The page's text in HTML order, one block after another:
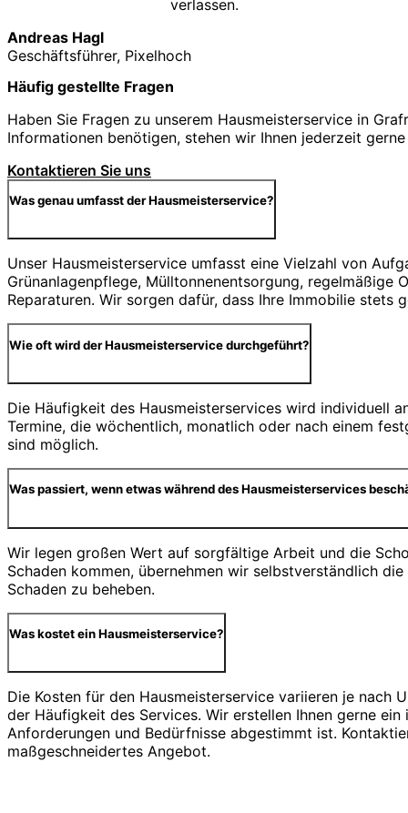
verlassen.
Andreas Hagl
Geschäftsführer, Pixelhoch
Häufig gestellte Fragen
Haben Sie Fragen zu unserem Hausmeisterservice in
Informationen benötigen, stehen wir Ihnen jederzeit
Kontaktieren Sie uns
Was genau umfasst der Hausmeisterservice?
Unser Hausmeisterservice umfasst eine Vielzahl von
Grünanlagenpflege, Mülltonnenentsorgung, regelmäßige
Reparaturen. Wir sorgen dafür, dass Ihre Immobilie stets
Wie oft wird der Hausmeisterservice durchgeführt?
Die Häufigkeit des Hausmeisterservices wird individuell
Termine, die wöchentlich, monatlich oder nach einem
sind möglich.
Was passiert, wenn etwas während des Hausmeisterservices
Wir legen großen Wert auf sorgfältige Arbeit und die
Schaden kommen, übernehmen wir selbstverständlich
Schaden zu beheben.
Was kostet ein Hausmeisterservice?
Die Kosten für den Hausmeisterservice variieren je nach
der Häufigkeit des Services. Wir erstellen Ihnen gerne
Anforderungen und Bedürfnisse abgestimmt ist.
maßgeschneidertes Angebot.